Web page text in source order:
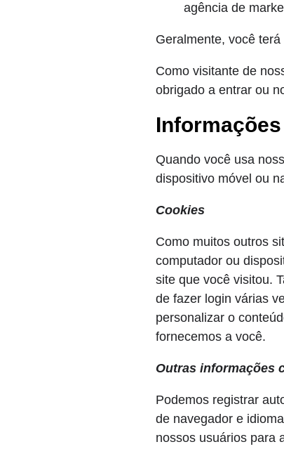
agência de
Geralmente, você
Como visitante de
obrigado a entrar ou
Quando você usa
dispositivo móvel ou
Cookies
Como muitos outros
computador ou
site que você visitou.
de fazer login várias
personalizar o
fornecemos a você.
Outras informações
Podemos registrar
de navegador e
nossos usuários para